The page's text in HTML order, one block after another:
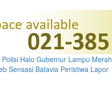
Polisi Halo Gubernur Lampu Merah
Sensasi Batavia Peristiwa Lapor